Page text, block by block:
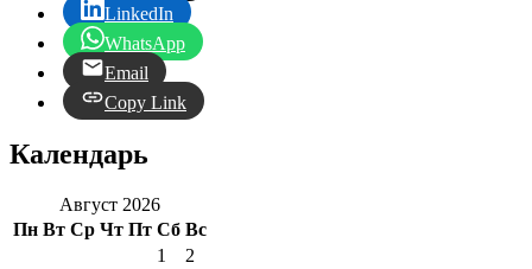
LinkedIn
WhatsApp
Email
Copy Link
Календарь
Август 2026
Пн Вт Ср Чт Пт Сб Вс
1
2